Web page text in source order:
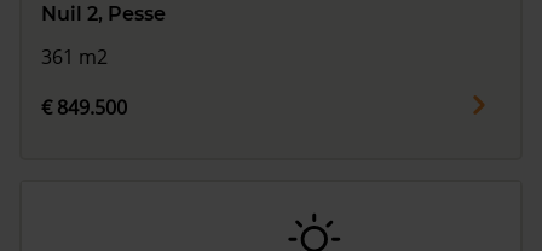
Nuil 2, Pesse
361 m2
€ 849.500